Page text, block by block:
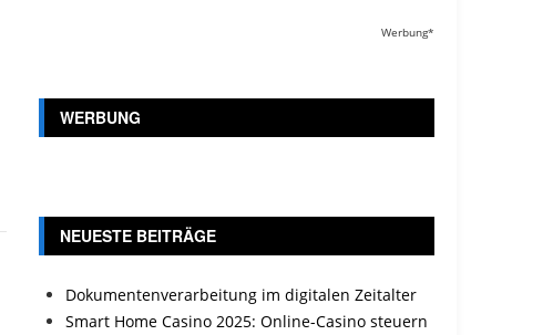
Werbung*
WERBUNG
NEUESTE BEITRÄGE
Dokumentenverarbeitung im digitalen Zeitalter
Smart Home Casino 2025: Online-Casino steuern